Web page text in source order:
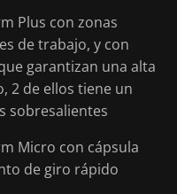
Plus con zonas
de trabajo, y con
garantizan una alta
2 de ellos tiene un
sobresalientes
Micro con cápsula
de giro rápido